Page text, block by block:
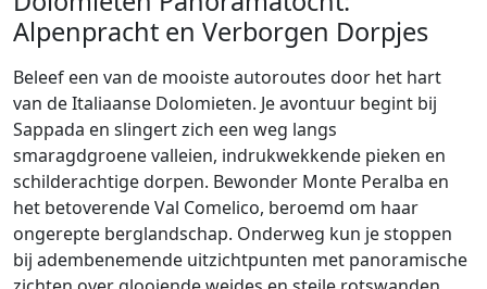
Alpenpracht en Verborgen Dorpjes
Beleef een van de mooiste autoroutes door het hart
van de Italiaanse Dolomieten. Je avontuur begint bij
Sappada en slingert zich een weg langs
smaragdgroene valleien, indrukwekkende pieken en
schilderachtige dorpen. Bewonder Monte Peralba en
het betoverende Val Comelico, beroemd om haar
ongerepte berglandschap. Onderweg kun je stoppen
bij adembenemende uitzichtpunten met panoramische